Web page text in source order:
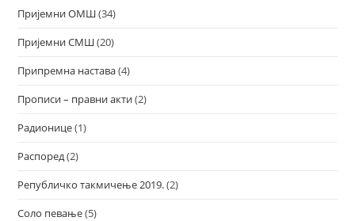
Пријемни ОМШ(34)
Пријемни СМШ(20)
Припремна настава(4)
Прописи – правни акти(2)
Радионице(1)
Распоред(2)
Републичко такмичење 2019.(2)
Соло певање(5)